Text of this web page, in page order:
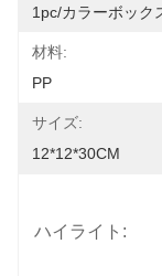
1pc/カラーボック
材料:
PP
サイズ:
12*12*30CM
ハイライト: